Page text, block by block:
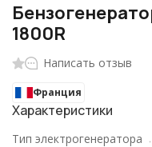
1800R
Написать отзыв
Франция
Характеристики
Тип электрогенератора